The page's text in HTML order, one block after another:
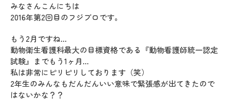
みなさんこんにちは
2016年第2回目のフジブロです。
もう2月ですね…
動物衛生看護科最大の目標資格である『動物看護師統一認定
試験』までもう1ヶ月…
私は非常にピリピリしております（笑）
2年生のみんなもだんだんいい意味で緊張感が出てきたので
はないかな？？